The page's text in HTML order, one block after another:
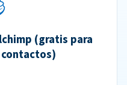
(gratis para
contactos)